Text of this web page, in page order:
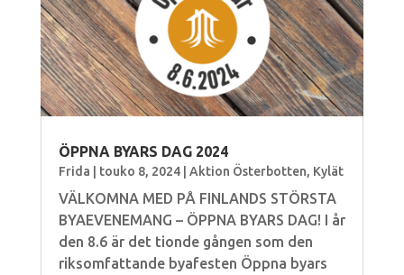
ÖPPNA BYARS DAG 2024
Frida | touko 8, 2024| Aktion Österbotten, Kylät
VÄLKOMNA MED PÅ FINLANDS STÖRSTA
BYAEVENEMANG – ÖPPNA BYARS DAG! I år
den 8.6 är det tionde gången som den
riksomfattande byafesten Öppna byars